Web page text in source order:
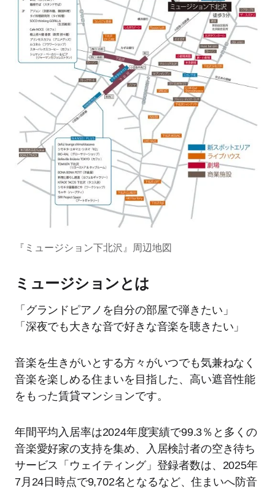
『ミュージション下北沢』周辺地図
ミュージションとは
「グランドピアノを自分の部屋で弾きたい」
「深夜でも大きな音で好きな音楽を聴きたい」
音楽を生きがいとする方々がいつでも気兼ねなく
音楽を楽しめる住まいを目指した、高い遮音性能
をもった賃貸マンションです。
年間平均入居率は2024年度実績で99.3％と多くの
音楽愛好家の支持を集め、入居検討者の空き待ち
サービス「ウェイティング」登録者数は、2025年
7月24日時点で9,702名となるなど、住まいへ防音